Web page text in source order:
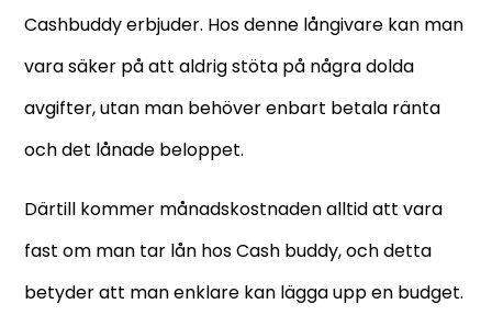
Cashbuddy erbjuder. Hos denne långivare kan man
vara säker på att aldrig stöta på några dolda
avgifter, utan man behöver enbart betala ränta
och det lånade beloppet.
Därtill kommer månadskostnaden alltid att vara
fast om man tar lån hos Cash buddy, och detta
betyder att man enklare kan lägga upp en budget.